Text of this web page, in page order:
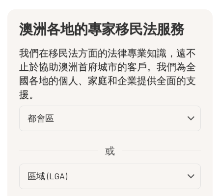
澳洲各地的專家移民法服務
我們在移民法方面的法律專業知識，遠不
止於協助澳洲首府城市的客戶。我們為全
國各地的個人、家庭和企業提供全面的支
援。
或